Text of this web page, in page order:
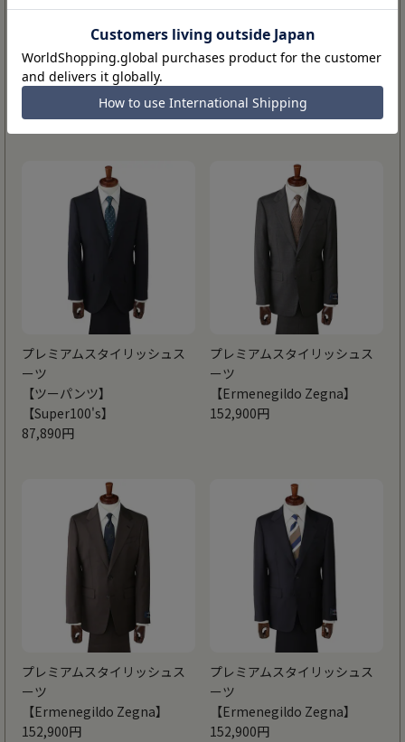
プレミアムスタンダードスー
ツ
【Cool Tailoring】
プレミアムスタイリッシュス
ーツ
【Super100’s】
87,890円
プレミアムスタイリッシュス
ーツ
【ツーパンツ】
【Super100's】
87,890円
プレミアムスタイリッシュス
ーツ
【Ermenegildo Zegna】
152,900円
プレミアムスタイリッシュス
ーツ
【Ermenegildo Zegna】
152,900円
プレミアムスタイリッシュス
ーツ
【Ermenegildo Zegna】
152,900円